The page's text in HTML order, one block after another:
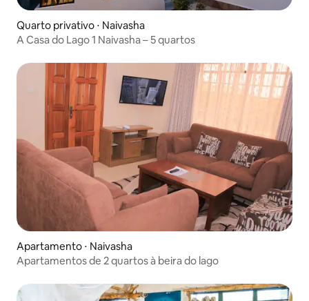
Quarto privativo ⋅ Naivasha
A Casa do Lago 1 Naivasha – 5 quartos
Apartamento ⋅ Naivasha
Apartamentos de 2 quartos à beira do lago